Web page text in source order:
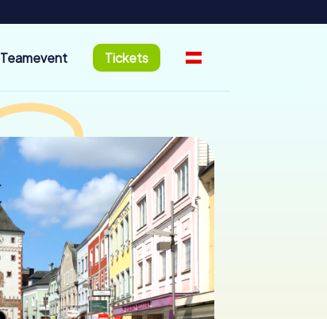
Teamevent Tickets